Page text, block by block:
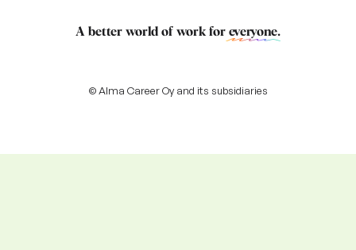
A better world of work for everyone.
© Alma Career Oy and its subsidiaries